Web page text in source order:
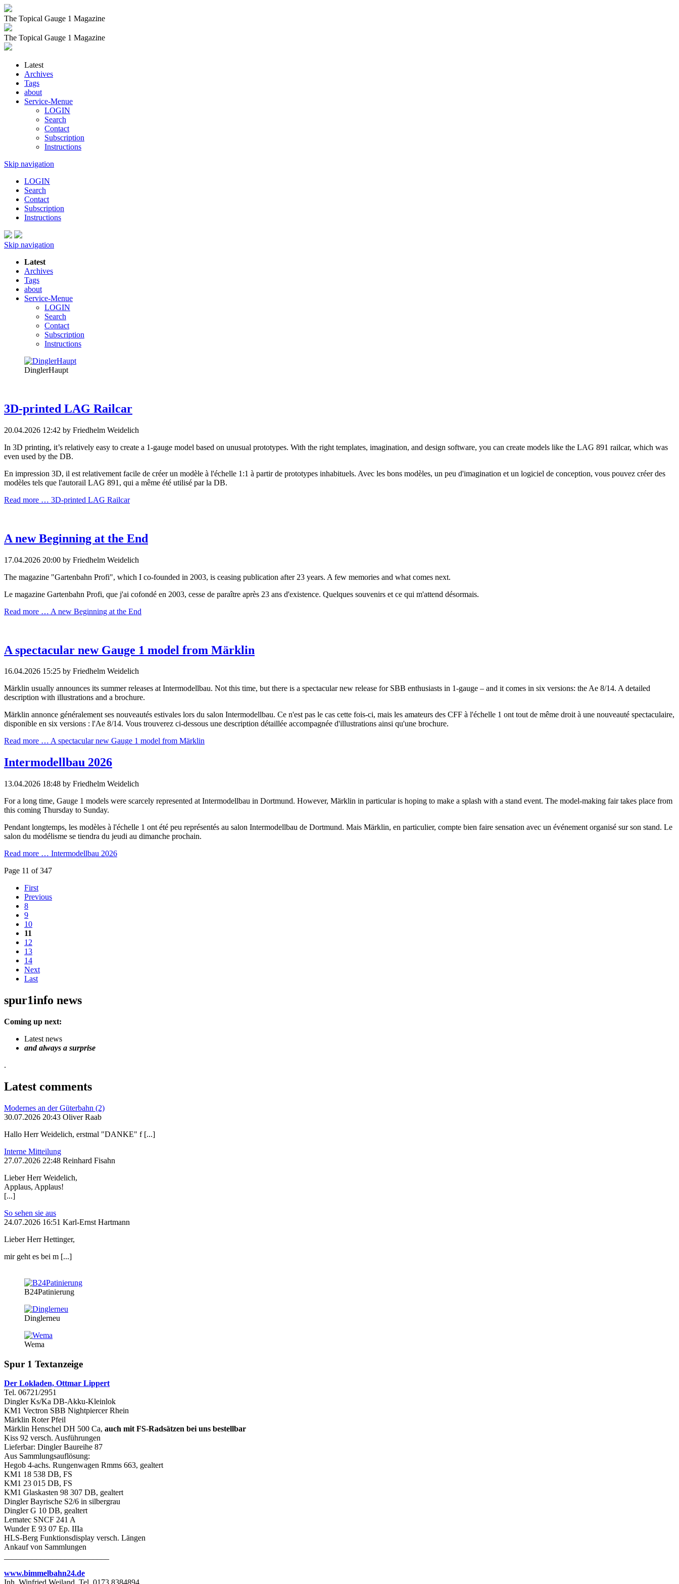
The Topical Gauge 1 Magazine
The Topical Gauge 1 Magazine
Latest
Archives
Tags
about
Service-Menue
LOGIN
Search
Contact
Subscription
Instructions
Skip navigation
LOGIN
Search
Contact
Subscription
Instructions
Skip navigation
Latest
Archives
Tags
about
Service-Menue
LOGIN
Search
Contact
Subscription
Instructions
DinglerHaupt
3D-printed LAG Railcar
20.04.2026 12:42 by Friedhelm Weidelich
In 3D printing, it’s relatively easy to create a 1-gauge model based on unusual prototypes. With the right templates, imagination, and design software, you can create models like the LAG 891 railcar, which was
even used by the DB.
En impression 3D, il est relativement facile de créer un modèle à l'échelle 1:1 à partir de prototypes inhabituels. Avec les bons modèles, un peu d'imagination et un logiciel de conception, vous pouvez créer des
modèles tels que l'autorail LAG 891, qui a même été utilisé par la DB.
Read more … 3D-printed LAG Railcar
A new Beginning at the End
17.04.2026 20:00 by Friedhelm Weidelich
The magazine "Gartenbahn Profi", which I co-founded in 2003, is ceasing publication after 23 years. A few memories and what comes next.
Le magazine Gartenbahn Profi, que j'ai cofondé en 2003, cesse de paraître après 23 ans d'existence. Quelques souvenirs et ce qui m'attend désormais.
Read more … A new Beginning at the End
A spectacular new Gauge 1 model from Märklin
16.04.2026 15:25 by Friedhelm Weidelich
Märklin usually announces its summer releases at Intermodellbau. Not this time, but there is a spectacular new release for SBB enthusiasts in 1-gauge – and it comes in six versions: the Ae 8/14. A detailed
description with illustrations and a brochure.
Märklin annonce généralement ses nouveautés estivales lors du salon Intermodellbau. Ce n'est pas le cas cette fois-ci, mais les amateurs des CFF à l'échelle 1 ont tout de même droit à une nouveauté spectaculaire,
disponible en six versions : l'Ae 8/14. Vous trouverez ci-dessous une description détaillée accompagnée d'illustrations ainsi qu'une brochure.
Read more … A spectacular new Gauge 1 model from Märklin
Intermodellbau 2026
13.04.2026 18:48 by Friedhelm Weidelich
For a long time, Gauge 1 models were scarcely represented at Intermodellbau in Dortmund. However, Märklin in particular is hoping to make a splash with a stand event. The model-making fair takes place from
this coming Thursday to Sunday.
Pendant longtemps, les modèles à l'échelle 1 ont été peu représentés au salon Intermodellbau de Dortmund. Mais Märklin, en particulier, compte bien faire sensation avec un événement organisé sur son stand. Le
salon du modélisme se tiendra du jeudi au dimanche prochain.
Read more … Intermodellbau 2026
Page 11 of 347
First
Previous
8
9
10
11
12
13
14
Next
Last
spur1info news
Coming up next:
Latest news
and always a surprise
.
Latest comments
Modernes an der Güterbahn (2)
30.07.2026 20:43 Oliver Raab
Hallo Herr Weidelich, erstmal "DANKE" f [...]
Interne Mitteilung
27.07.2026 22:48 Reinhard Fisahn
Lieber Herr Weidelich,
Applaus, Applaus!
[...]
So sehen sie aus
24.07.2026 16:51 Karl-Ernst Hartmann
Lieber Herr Hettinger,
mir geht es bei m [...]
B24Patinierung
Dinglerneu
Wema
Spur 1 Textanzeige
Der Lokladen, Ottmar Lippert
Tel. 06721/2951
Dingler Ks/Ka DB-Akku-Kleinlok
KM1 Vectron SBB Nightpiercer Rhein
Märklin Roter Pfeil
Märklin Henschel DH 500 Ca, auch mit FS-Radsätzen bei uns bestellbar
Kiss 92 versch. Ausführungen
Lieferbar: Dingler Baureihe 87
Aus Sammlungsauflösung:
Hegob 4-achs. Rungenwagen Rmms 663, gealtert
KM1 18 538 DB, FS
KM1 23 015 DB, FS
KM1 Glaskasten 98 307 DB, gealtert
Dingler Bayrische S2/6 in silbergrau
Dingler G 10 DB, gealtert
Lematec SNCF 241 A
Wunder E 93 07 Ep. IIIa
HLS-Berg Funktionsdisplay versch. Längen
Ankauf von Sammlungen
www.bimmelbahn24.de